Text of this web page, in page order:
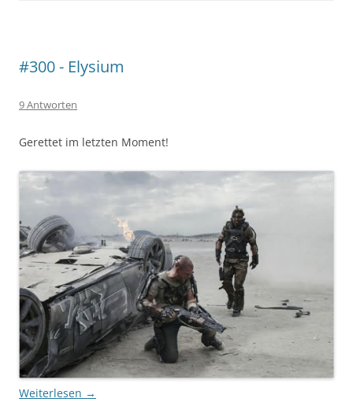
#300 - Elysium
9 Antworten
Gerettet im letzten Moment!
Weiterlesen →